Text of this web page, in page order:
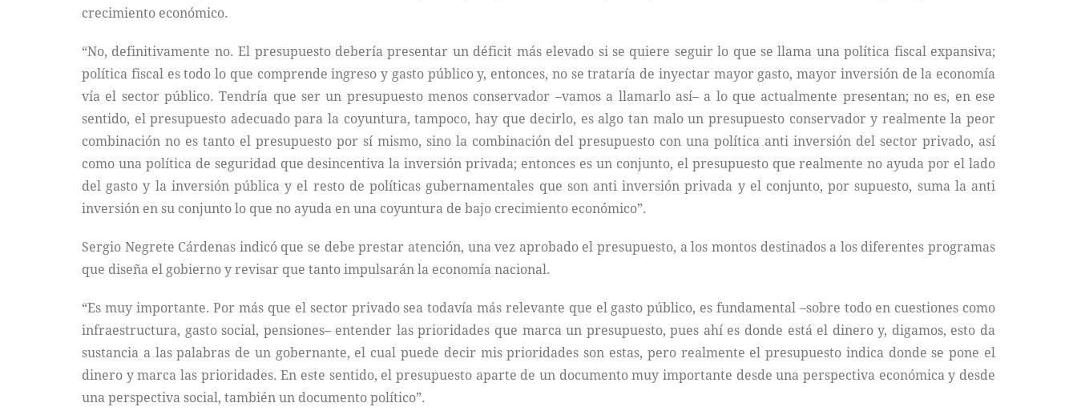
crecimiento económico.
“No, definitivamente no. El presupuesto debería presentar un déficit más elevado si se quiere seguir lo que se llama una política fiscal expansiva;
política fiscal es todo lo que comprende ingreso y gasto público y, entonces, no se trataría de inyectar mayor gasto, mayor inversión de la economía
vía el sector público. Tendría que ser un presupuesto menos conservador –vamos a llamarlo así– a lo que actualmente presentan; no es, en ese
sentido, el presupuesto adecuado para la coyuntura, tampoco, hay que decirlo, es algo tan malo un presupuesto conservador y realmente la peor
combinación no es tanto el presupuesto por sí mismo, sino la combinación del presupuesto con una política anti inversión del sector privado, así
como una política de seguridad que desincentiva la inversión privada; entonces es un conjunto, el presupuesto que realmente no ayuda por el lado
del gasto y la inversión pública y el resto de políticas gubernamentales que son anti inversión privada y el conjunto, por supuesto, suma la anti
inversión en su conjunto lo que no ayuda en una coyuntura de bajo crecimiento económico”.
Sergio Negrete Cárdenas indicó que se debe prestar atención, una vez aprobado el presupuesto, a los montos destinados a los diferentes programas
que diseña el gobierno y revisar que tanto impulsarán la economía nacional.
“Es muy importante. Por más que el sector privado sea todavía más relevante que el gasto público, es fundamental –sobre todo en cuestiones como
infraestructura, gasto social, pensiones– entender las prioridades que marca un presupuesto, pues ahí es donde está el dinero y, digamos, esto da
sustancia a las palabras de un gobernante, el cual puede decir mis prioridades son estas, pero realmente el presupuesto indica donde se pone el
dinero y marca las prioridades. En este sentido, el presupuesto aparte de un documento muy importante desde una perspectiva económica y desde
una perspectiva social, también un documento político”.